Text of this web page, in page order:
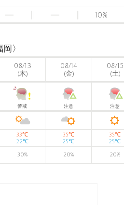
10%
〉
08/13
(木)
08/14
(金)
08/15
(土)
警戒 注意 注意
33℃
22℃
35℃
25℃
35℃
25℃
30% 20% 20%